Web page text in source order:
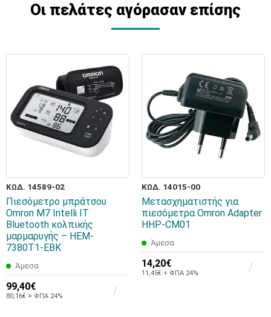
Οι πελάτες αγόρασαν επίσης
ΚΩΔ. 14589-02
Πιεσόμετρο μπράτσου
Omron M7 Intelli IT
Bluetooth κολπικής
μαρμαρυγής – HEM-
7380T1-EBK
Άμεσα
99,40€
80,16€ + ΦΠΑ 24%
ΚΩΔ. 14015-00
Μετασχηματιστής για
πιεσόμετρα Οmron Adapter
HHP-CM01
Άμεσα
14,20€
11,45€ + ΦΠΑ 24%